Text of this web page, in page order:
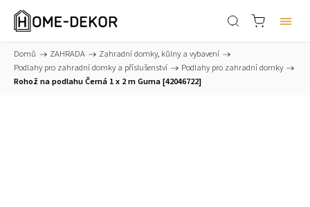
Domů / ZAHRADA / Zahradní domky, kůlny a vybavení /
Podlahy pro zahradní domky a příslušenství / Podlahy pro zahradní domky /
Rohož na podlahu Černá 1 x 2 m Guma [42046722]